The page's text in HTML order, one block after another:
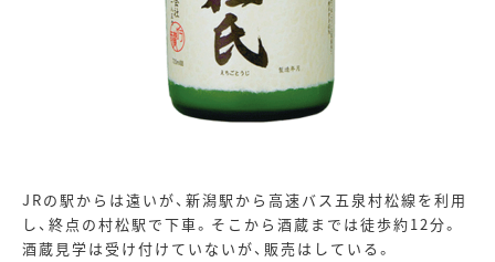
JRの駅からは遠いが、新潟駅から高速バス五泉村松線を利用
し、終点の村松駅で下車。そこから酒蔵までは徒歩約12分。
酒蔵見学は受け付けていないが、販売はしている。